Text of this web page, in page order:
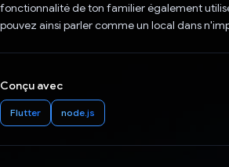
fonctionnalité de ton familier également
pouvez ainsi parler comme un local dans
Conçu avec
Flutter node.js